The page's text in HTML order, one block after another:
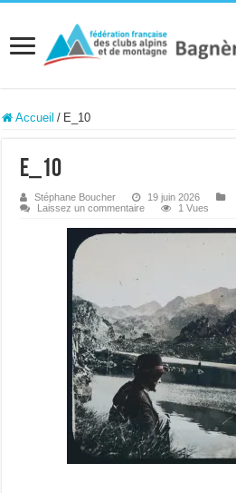
Accueil / E_10
E_10
Stéphane Boucher
19 juin 2026
Laissez un commentaire
1 Vues